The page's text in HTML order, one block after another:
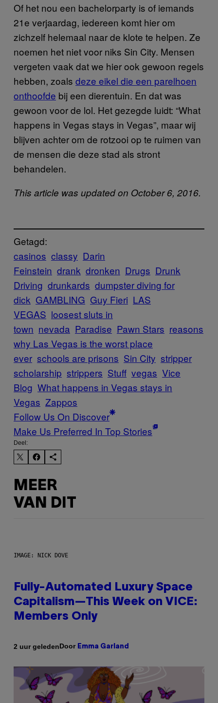
Of het nou een bachelorparty is of iemands
21e verjaardag, iedereen komt hier om
zichzelf helemaal naar de klote te helpen. Ze
noemen het niet voor niks Sin City. Mensen
vergeten vaak dat we hier ook gewoon regels
hebben, zoals deze eikel die een parelhoen
onthoofde bij een dierentuin. En dat was
gewoon voor de lol. Het gezegde luidt: “What
happens in Vegas stays in Vegas”, maar wij
blijven achter om de rotzooi op te ruimen van
de mensen die deze stad als stront
behandelen.
This article was updated on October 6, 2016.
Getagd:
casinos classy Darin
Feinstein drank dronken Drugs Drunk
Driving drunkards dumpster diving for
dick GAMBLING Guy Fieri LAS
VEGAS loosest sluts in
town nevada Paradise Pawn Stars reasons
why Las Vegas is the worst place
ever schools are prisons Sin City stripper
scholarship strippers Stuff vegas Vice
Blog What happens in Vegas stays in
Vegas Zappos
Follow Us On Discover
Make Us Preferred In Top Stories
Deel:
MEER
VAN DIT
IMAGE: NICK DOVE
Fully-Automated Luxury Space
Capitalism—This Week on VICE:
Members Only
2 uur geledenDoor Emma Garland